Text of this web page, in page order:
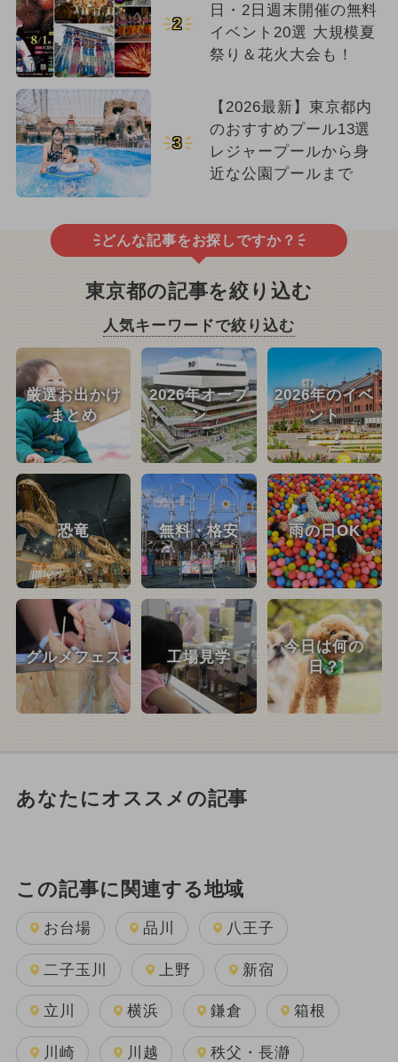
2
日・2日週末開催の無料
イベント20選 大規模夏
祭り＆花火大会も！
3
【2026最新】東京都内
のおすすめプール13選
レジャープールから身
近な公園プールまで
どんな記事をお探しですか？
東京都の記事を絞り込む
人気キーワードで絞り込む
厳選お出かけ
まとめ
2026年オープ
ン
2026年のイベ
ント
恐竜 無料・格安 雨の日OK
グルメフェス 工場見学
今日は何の
日？
あなたにオススメの記事
この記事に関連する地域
お台場 品川 八王子
二子玉川 上野 新宿
立川 横浜 鎌倉 箱根
川崎 川越 秩父・長瀞